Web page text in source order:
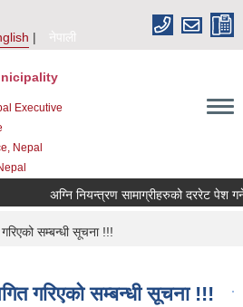
नेपाली
Executive
Nepal
सम्बन्धी सूचना !!!
गरिएको सम्बन्धी सूचना !!!